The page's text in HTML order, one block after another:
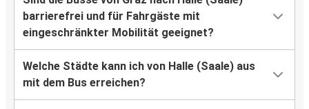
barrierefrei und für Fahrgäste mit
eingeschränkter Mobilität geeignet?
Welche Städte kann ich von Halle (Saale) aus
mit dem Bus erreichen?